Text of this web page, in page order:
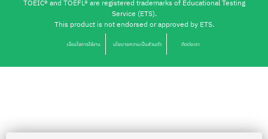
TOEIC® and TOEFL® are registered trademarks of Educational Testing
Service (ETS).
This product is not endorsed or approved by ETS.
เงื่อนไขการใช้งาน นโยบายความเป็นส่วนตัว ติดต่อเรา